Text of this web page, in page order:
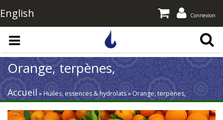
Aller au contenu principal
English Connexion
Orange, terpènes,
Accueil » Huiles, essences & hydrolats » Orange, terpènes,